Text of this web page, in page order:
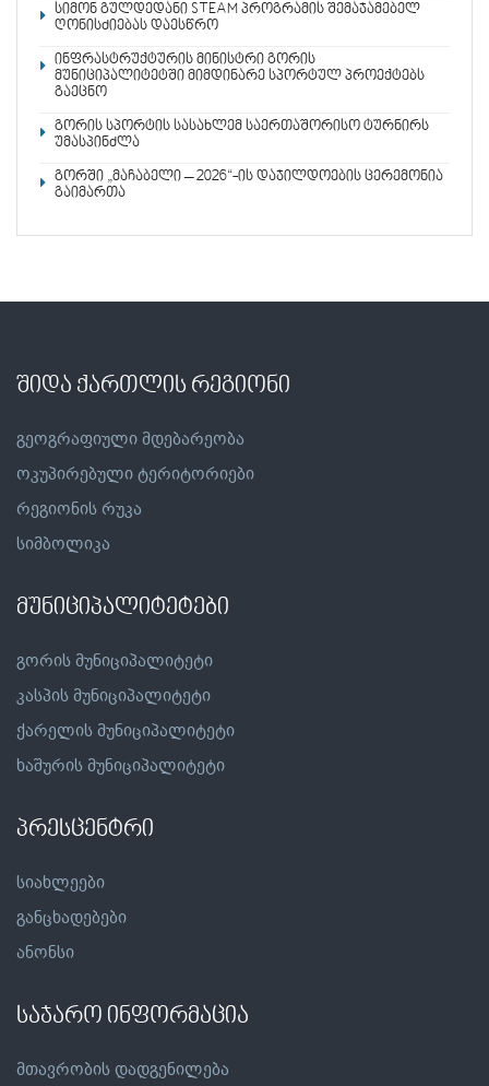
სიმონ გულდედანი STEAM პროგრამის შემაჯამებელ
ღონისძიებას დაესწრო
ინფრასტრუქტურის მინისტრი გორის
მუნიციპალიტეტში მიმდინარე სპორტულ პროექტებს
გაეცნო
გორის სპორტის სასახლემ საერთაშორისო ტურნირს
უმასპინძლა
გორში „მაჩაბელი – 2026“-ის დაჯილდოების ცერემონია
გაიმართა
შიდა ქართლის რეგიონი
გეოგრაფიული მდებარეობა
ოკუპირებული ტერიტორიები
რეგიონის რუკა
სიმბოლიკა
მუნიციპალიტეტები
გორის მუნიციპალიტეტი
კასპის მუნიციპალიტეტი
ქარელის მუნიციპალიტეტი
ხაშურის მუნიციპალიტეტი
პრესცენტრი
სიახლეები
განცხადებები
ანონსი
საჯარო ინფორმაცია
მთავრობის დადგენილება